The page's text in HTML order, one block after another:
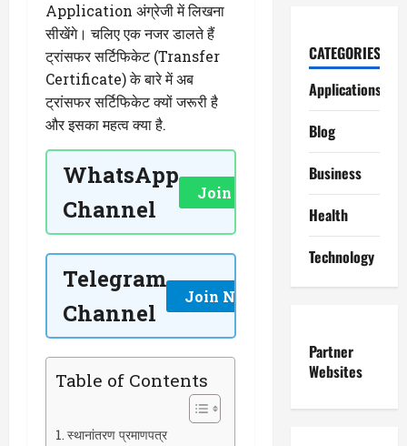
Application अंग्रेजी में लिखना
सीखेंगे। चलिए एक नजर डालते हैं
ट्रांसफर सर्टिफिकेट (Transfer
Certificate) के बारे में अब
ट्रांसफर सर्टिफिकेट क्यों जरूरी है
और इसका महत्व क्या है.
WhatsApp
Channel
Join Now
Telegram
Channel
Join Now
Table of Contents
स्थानांतरण प्रमाणपत्र
CATEGORIES
Applications
Blog
Business
Health
Technology
Partner
Websites